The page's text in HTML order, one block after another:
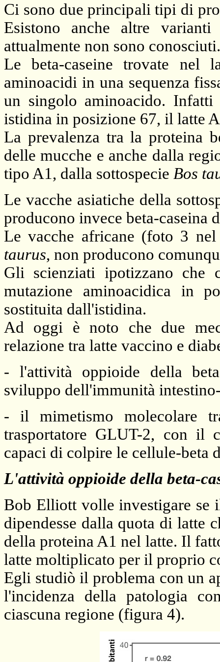
Ci sono due principali tipi di
Esistono anche altre
attualmente non sono conosciuti.
Le beta-caseine trovate nel
aminoacidi in una sequenza
un singolo aminoacido.
istidina in posizione 67, il latte
La prevalenza tra la proteina
delle mucche e anche dalla
tipo A1, dalla sottospecie Bos
Le vacche asiatiche della
producono invece beta-caseina
Le vacche africane (foto 3
taurus, non producono
Gli scienziati ipotizzano che
mutazione aminoacidica in
sostituita dall'istidina.
Ad oggi è noto che due
relazione tra latte vaccino e
- l'attività oppioide della
sviluppo dell'immunità
- il mimetismo molecolare
trasportatore GLUT-2, con il
capaci di colpire le cellule-beta
L'attività oppioide della beta-
Bob Elliott volle investigare se
dipendesse dalla quota di latte
della proteina A1 nel latte. Il
latte moltiplicato per il proprio
Egli studiò il problema con un
l'incidenza della patologia
ciascuna regione (figura 4).